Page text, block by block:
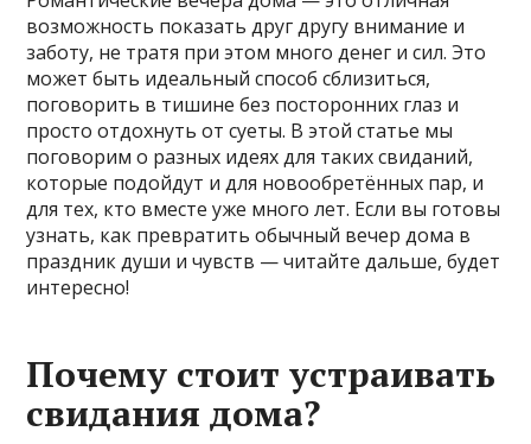
возможность показать друг другу внимание и
заботу, не тратя при этом много денег и сил. Это
может быть идеальный способ сблизиться,
поговорить в тишине без посторонних глаз и
просто отдохнуть от суеты. В этой статье мы
поговорим о разных идеях для таких свиданий,
которые подойдут и для новообретённых пар, и
для тех, кто вместе уже много лет. Если вы готовы
узнать, как превратить обычный вечер дома в
праздник души и чувств — читайте дальше, будет
интересно!
Почему стоит устраивать
свидания дома?